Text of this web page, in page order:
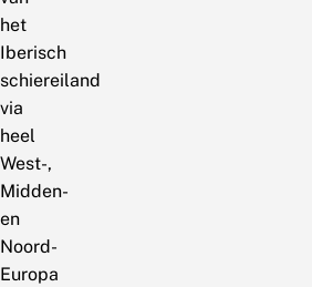
het
Iberisch
schiereiland
via
heel
West-,
Midden-
en
Noord-
Europa